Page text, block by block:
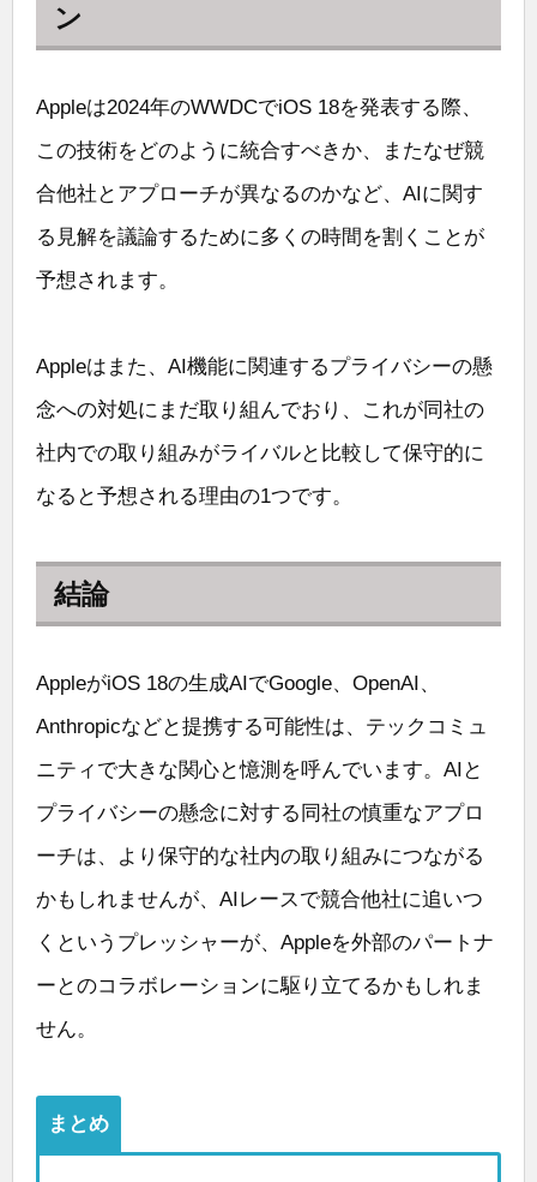
ン
Appleは2024年のWWDCでiOS 18を発表する際、
この技術をどのように統合すべきか、またなぜ競
合他社とアプローチが異なるのかなど、AIに関す
る見解を議論するために多くの時間を割くことが
予想されます。
Appleはまた、AI機能に関連するプライバシーの懸
念への対処にまだ取り組んでおり、これが同社の
社内での取り組みがライバルと比較して保守的に
なると予想される理由の1つです。
結論
AppleがiOS 18の生成AIでGoogle、OpenAI、
Anthropicなどと提携する可能性は、テックコミュ
ニティで大きな関心と憶測を呼んでいます。AIと
プライバシーの懸念に対する同社の慎重なアプロ
ーチは、より保守的な社内の取り組みにつながる
かもしれませんが、AIレースで競合他社に追いつ
くというプレッシャーが、Appleを外部のパートナ
ーとのコラボレーションに駆り立てるかもしれま
せん。
まとめ